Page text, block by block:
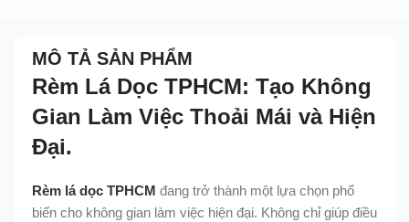
MÔ TẢ SẢN PHẨM
Rèm Lá Dọc TPHCM: Tạo Không
Gian Làm Việc Thoải Mái và Hiện
Đại.
Rèm lá dọc TPHCM đang trở thành một lựa chọn phổ
biến cho không gian làm việc hiện đại. Không chỉ giúp điều